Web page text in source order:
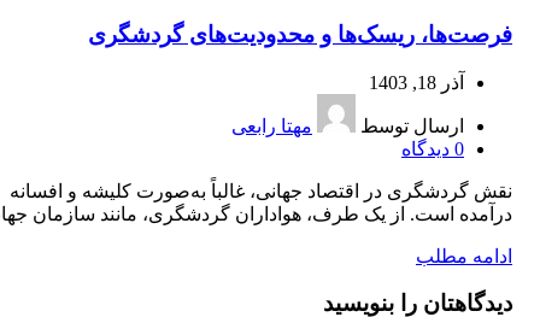
فرصت‌ها، ریسک‌ها و محدودیت‌های گردشگری
آذر 18, 1403
ارسال توسط
مهتا رابعی
0 دیدگاه
نقش گردشگری در اقتصاد جهانی، غالباً به‌صورت کلیشه‌ و افسانه
درآمده است. از یک طرف، هواداران گردشگری، مانند سازمان
ادامه مطلب
دیدگاهتان را بنویسید